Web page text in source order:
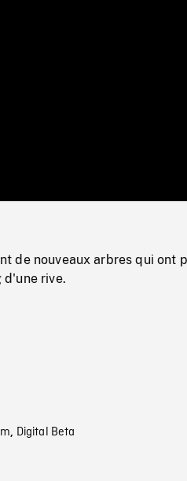
0%
de nouveaux arbres qui ont
rive.
, Digital Beta